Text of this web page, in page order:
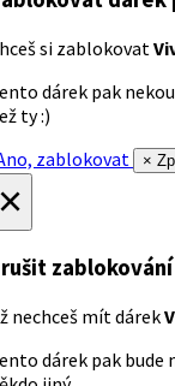
si zablokovat
dárek pak
ty :)
zablokovat
×
nechceš mít dárek
dárek pak bude